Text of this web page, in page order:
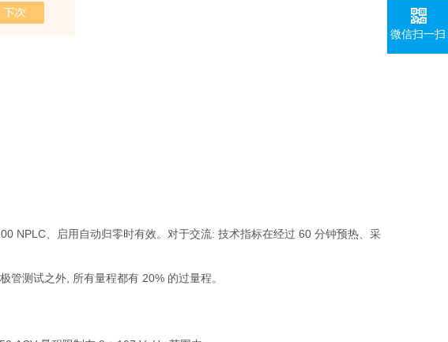
NPLC、启用自动归零时有效。对于交流: 技术指标在经过 60 分钟预热、采
管测试之外, 所有量程都有 20% 的过量程。
微信扫一扫